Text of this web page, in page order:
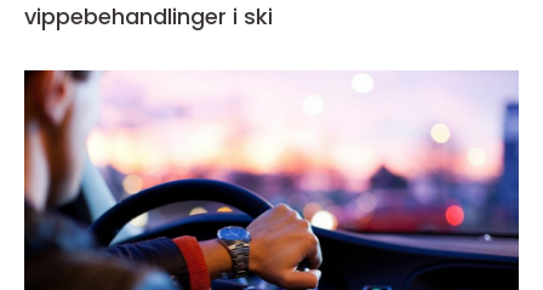
vippebehandlinger i ski